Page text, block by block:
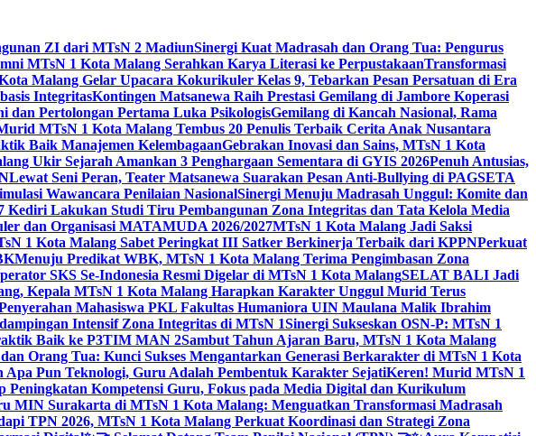
ZI dari MTsN 2 MadiunSinergi Kuat Madrasah dan Orang Tua: Pengurus
MTsN 1 Kota Malang Serahkan Karya Literasi ke PerpustakaanTransformasi
Malang Gelar Upacara Kokurikuler Kelas 9, Tebarkan Pesan Persatuan di Era
IntegritasKontingen Matsanewa Raih Prestasi Gemilang di Jambore Koperasi
dan Pertolongan Pertama Luka PsikologisGemilang di Kancah Nasional, Rama
MTsN 1 Kota Malang Tembus 20 Penulis Terbaik Cerita Anak Nusantara
Baik Manajemen KelembagaanGebrakan Inovasi dan Sains, MTsN 1 Kota
Ukir Sejarah Amankan 3 Penghargaan Sementara di GYIS 2026Penuh Antusias,
Lewat Seni Peran, Teater Matsanewa Suarakan Pesan Anti-Bullying di PAGSETA
Wawancara Penilaian NasionalSinergi Menuju Madrasah Unggul: Komite dan
Lakukan Studi Tiru Pembangunan Zona Integritas dan Tata Kelola Media
dan Organisasi MATAMUDA 2026/2027MTsN 1 Kota Malang Jadi Saksi
1 Kota Malang Sabet Peringkat III Satker Berkinerja Terbaik dari KPPNPerkuat
Menuju Predikat WBK, MTsN 1 Kota Malang Terima Pengimbasan Zona
SKS Se-Indonesia Resmi Digelar di MTsN 1 Kota MalangSELAT BALI Jadi
Kepala MTsN 1 Kota Malang Harapkan Karakter Unggul Murid Terus
Mahasiswa PKL Fakultas Humaniora UIN Maulana Malik Ibrahim
Intensif Zona Integritas di MTsN 1Sinergi Sukseskan OSN-P: MTsN 1
Baik ke P3TIM MAN 2Sambut Tahun Ajaran Baru, MTsN 1 Kota Malang
Orang Tua: Kunci Sukses Mengantarkan Generasi Berkarakter di MTsN 1 Kota
Pun Teknologi, Guru Adalah Pembentuk Karakter SejatiKeren! Murid MTsN 1
Peningkatan Kompetensi Guru, Fokus pada Media Digital dan Kurikulum
MIN Surakarta di MTsN 1 Kota Malang: Menguatkan Transformasi Madrasah
TPN 2026, MTsN 1 Kota Malang Perkuat Koordinasi dan Strategi Zona